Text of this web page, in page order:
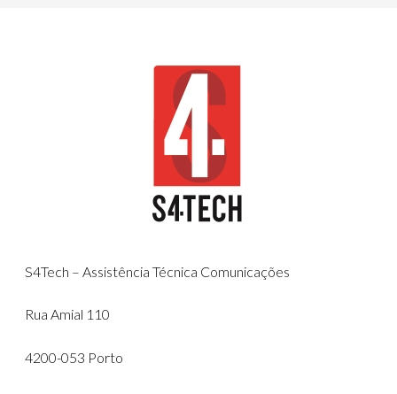
S4Tech – Assistência Técnica Comunicações
Rua Amial 110
4200-053 Porto